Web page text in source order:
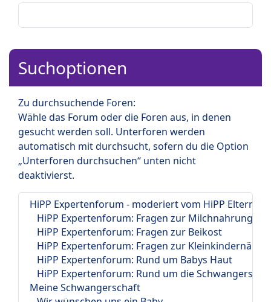
Suchoptionen
Zu durchsuchende Foren:
Wähle das Forum oder die Foren aus, in denen
gesucht werden soll. Unterforen werden
automatisch mit durchsucht, sofern du die Option
„Unterforen durchsuchen“ unten nicht
deaktivierst.